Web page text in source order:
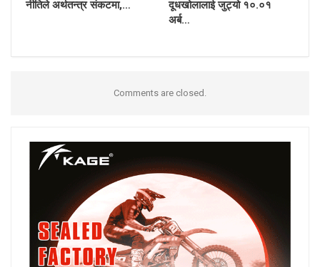
नीतिले अर्थतन्त्र संकटमा,…
दूधखोलालाई जुट्यो १०.०१
अर्ब…
Comments are closed.